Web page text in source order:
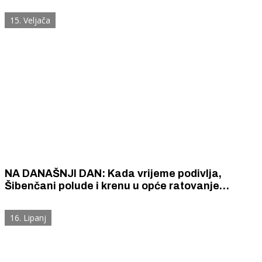
15. Veljača
NA DANAŠNJI DAN: Kada vrijeme podivlja,
Šibenčani polude i krenu u opće ratovanje
16. Lipanj